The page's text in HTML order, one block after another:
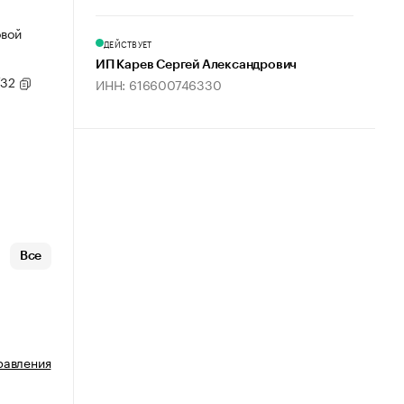
Все
ДЕЙСТВУЕТ
ИП Карев Сергей Александрович
ИНН: 616600746330